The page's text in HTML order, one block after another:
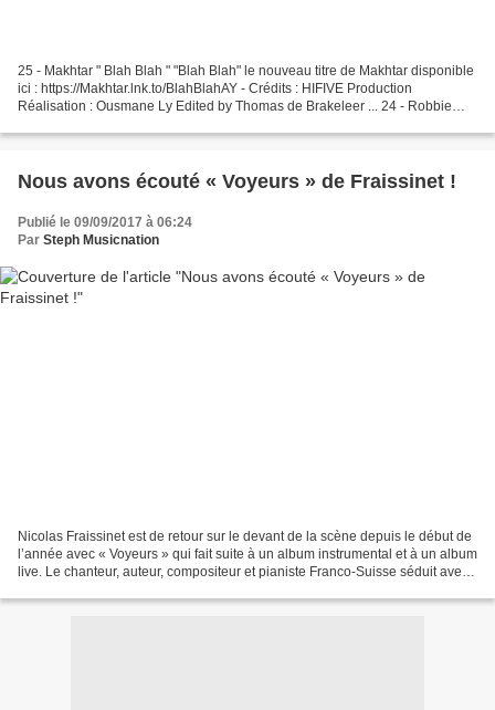
25 - Makhtar " Blah Blah " "Blah Blah" le nouveau titre de Makhtar disponible
ici : https://Makhtar.lnk.to/BlahBlahAY - Crédits : HIFIVE Production
Réalisation : Ousmane Ly Edited by Thomas de Brakeleer ... 24 - Robbie
Nous avons écouté « Voyeurs » de Fraissinet !
Publié le 09/09/2017 à 06:24
Par Steph Musicnation
Nicolas Fraissinet est de retour sur le devant de la scène depuis le début de
l’année avec « Voyeurs » qui fait suite à un album instrumental et à un album
live. Le chanteur, auteur, compositeur et pianiste Franco-Suisse séduit avec